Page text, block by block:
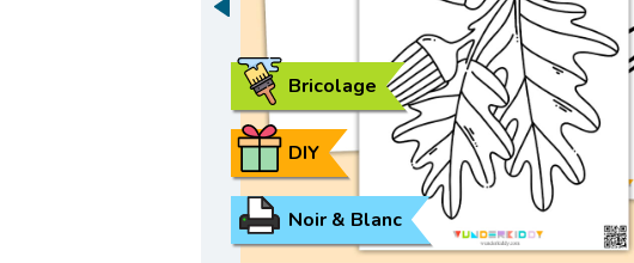
Noir & Blanc
DIY
Bricolage